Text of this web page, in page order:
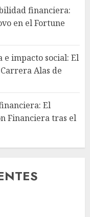
financiera:
en el Fortune
e impacto social: El
Alas de
El
Financiera tras el